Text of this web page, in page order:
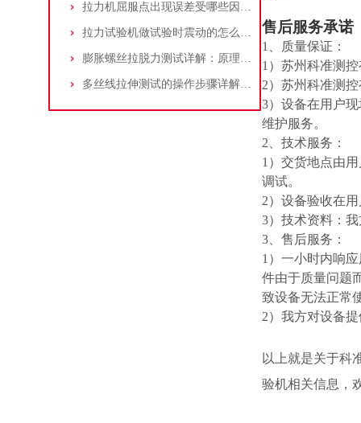
拉力机屈服点出现误差受哪些因素影响？
拉力试验机做试验时震动的怎么办？
膨胀螺丝拉脱力测试详解：原理、标准和设备使用指南！
多丝线拉伸测试的操作步骤详解，拉力试验机全程讲解
售后服务承诺
1、质量保证：
1）苏州科准测
2）苏州科准测
3）设备在用户
维护服务。
2、技术服务：
1）交货地点由
调试。
2）设备验收在
3）技术资料：
3、售后服务：
1）一小时内响
件由于质量问题
致设备无法正常
2）我方对设备
以上就是关于科
验机相关信息，